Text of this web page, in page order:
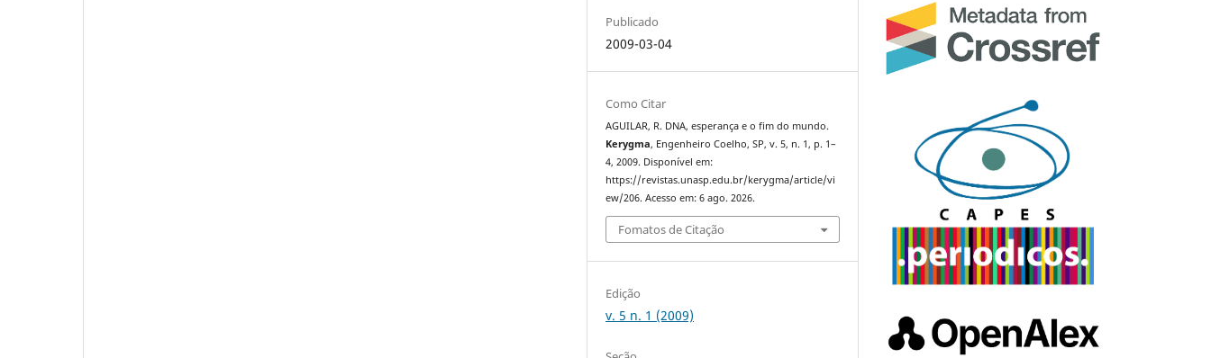
Publicado
2009-03-04
Como Citar
AGUILAR, R. DNA, esperança e o fim do mundo.
Kerygma, Engenheiro Coelho, SP, v. 5, n. 1, p. 1–
4, 2009. Disponível em:
https://revistas.unasp.edu.br/kerygma/article/vi
ew/206. Acesso em: 6 ago. 2026.
Fomatos de Citação
Edição
v. 5 n. 1 (2009)